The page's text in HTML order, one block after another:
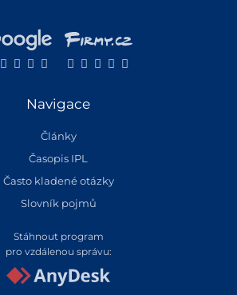
Navigace
Články
Časopis IPL
Často kladené otázky
Slovník pojmů
Stáhnout program
pro vzdálenou správu: